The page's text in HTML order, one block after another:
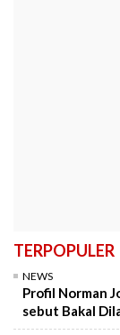
TERPOPULER
NEWS
Profil Norman
sebut Bakal